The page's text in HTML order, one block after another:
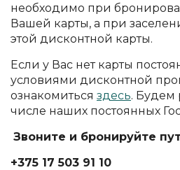
необходимо при
Вашей карты, а при
этой дисконтной карты.
Если у Вас нет карты
условиями дисконтной
ознакомиться здесь. Будем
числе наших постоянных
Звоните и бронируйте
+375 17 503 91 10